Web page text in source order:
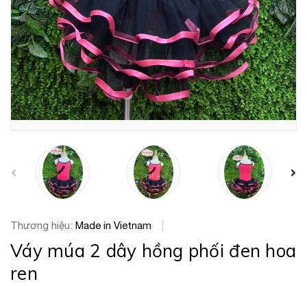
prev
Thương hiệu: Made in Vietnam
Váy múa 2 dây hồng phối đen hoa
ren